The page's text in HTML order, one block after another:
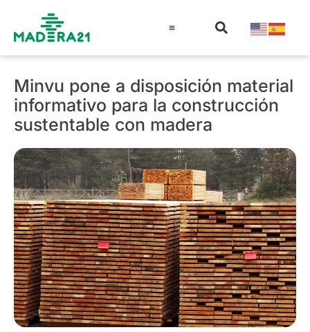
Minvu pone a disposición material
informativo para la construcción
sustentable con madera